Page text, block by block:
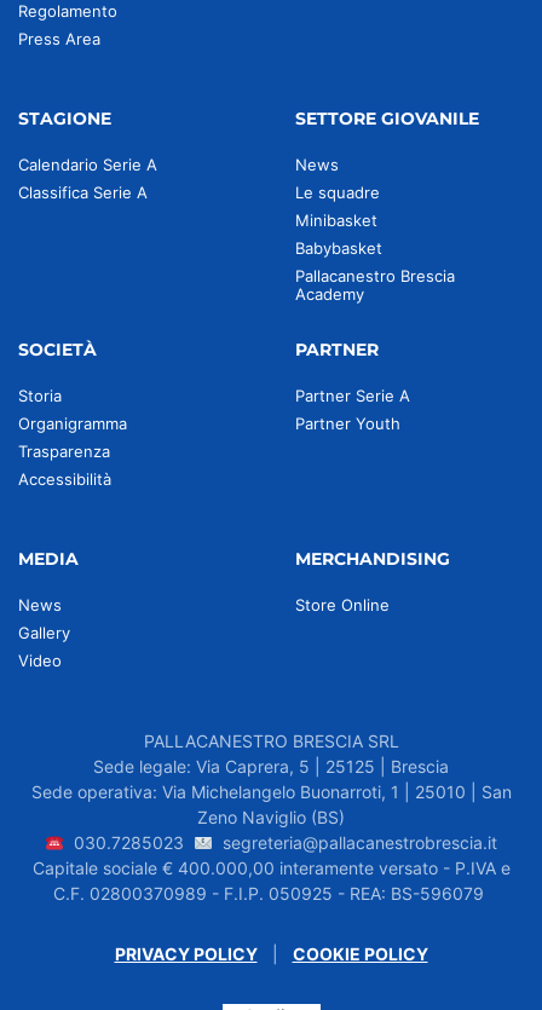
Regolamento
Press Area
STAGIONE
Calendario Serie A
Classifica Serie A
SETTORE GIOVANILE
News
Le squadre
Minibasket
Babybasket
Pallacanestro Brescia
Academy
SOCIETÀ
Storia
Organigramma
Trasparenza
Accessibilità
PARTNER
Partner Serie A
Partner Youth
MEDIA
News
Gallery
Video
MERCHANDISING
Store Online
PALLACANESTRO BRESCIA SRL
Sede legale: Via Caprera, 5 | 25125 | Brescia
Sede operativa: Via Michelangelo Buonarroti, 1 | 25010 | San
Zeno Naviglio (BS)
030.7285023
segreteria@pallacanestrobrescia.it
Capitale sociale € 400.000,00 interamente versato - P.IVA e
C.F. 02800370989 - F.I.P. 050925 - REA: BS-596079
PRIVACY POLICY| COOKIE POLICY